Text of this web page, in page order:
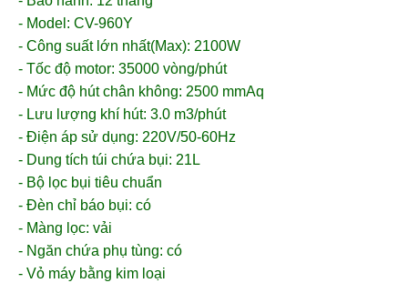
- Model: CV-960Y
- Công suất lớn nhất(Max): 2100W
- Tốc độ motor: 35000 vòng/phút
- Mức độ hút chân không: 2500 mmAq
- Lưu lượng khí hút: 3.0 m3/phút
- Điện áp sử dụng: 220V/50-60Hz
- Dung tích túi chứa bụi: 21L
- Bộ lọc bụi tiêu chuẩn
- Đèn chỉ báo bụi: có
- Màng lọc: vải
- Ngăn chứa phụ tùng: có
- Vỏ máy bằng kim loại